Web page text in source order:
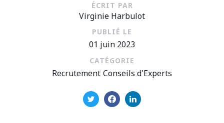
ÉCRIT PAR
Virginie Harbulot
PUBLIÉ LE
01 juin 2023
CATÉGORIE
Recrutement Conseils d'Experts